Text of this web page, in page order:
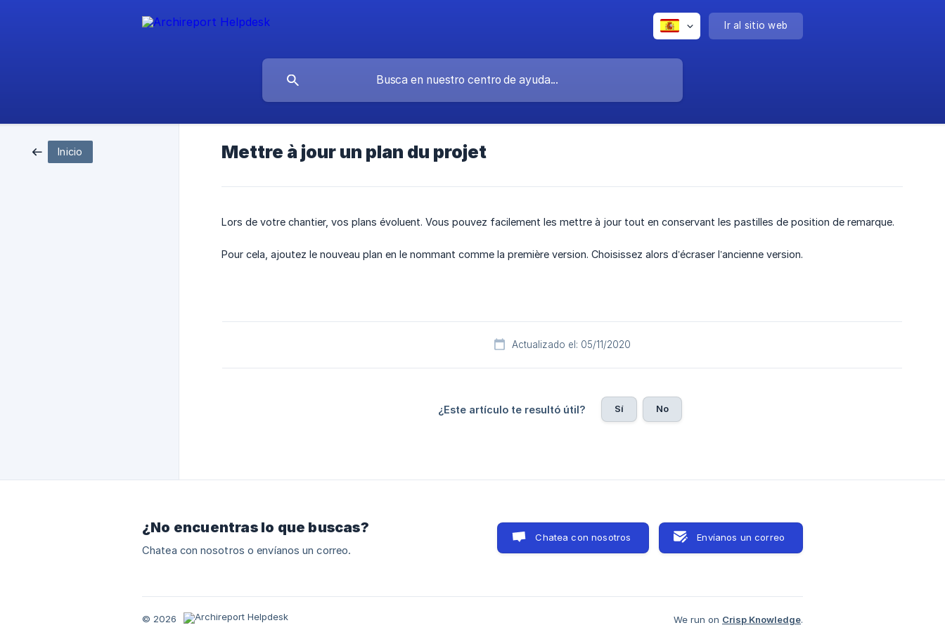
Ir al sitio web
Inicio Mettre à jour un plan du projet
Lors de votre chantier, vos plans évoluent. Vous pouvez facilement les mettre à jour tout en conservant les pastilles de position de remarque.
Pour cela, ajoutez le nouveau plan en le nommant comme la première version. Choisissez alors d’écraser l’ancienne version.
Actualizado el: 05/11/2020
¿Este artículo te resultó útil? Sí No
¿No encuentras lo que buscas?
Chatea con nosotros o envíanos un correo.
Chatea con nosotros Envíanos un correo
© 2026 We run on Crisp Knowledge.